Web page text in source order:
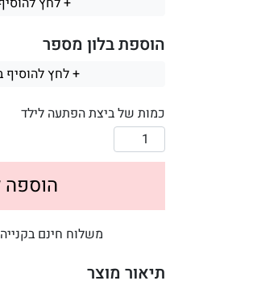
הוספת בלון מספר
+ לחץ להוסיף בלון מספר
כמות של ביצת הפתעה לילד
הוספה
משלוח חינם בקנייה מעל
תיאור מוצר